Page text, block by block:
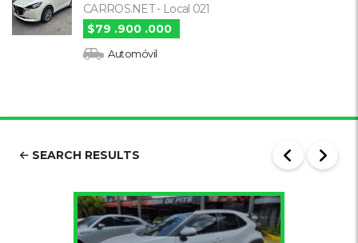
CARROS.NET - Local 021
$79 .900 .000
Automóvil
SEARCH RESULTS